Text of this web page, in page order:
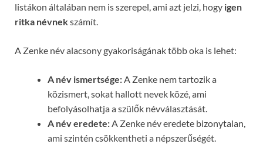
listákon általában nem is szerepel, ami azt jelzi, hogy igen
ritka névnekszámít.
A Zenke név alacsony gyakoriságának több oka is lehet:
A név ismertsége: A Zenke nem tartozik a
közismert, sokat hallott nevek közé, ami
befolyásolhatja a szülők névválasztását.
A név eredete: A Zenke név eredete bizonytalan,
ami szintén csökkentheti a népszerűségét.